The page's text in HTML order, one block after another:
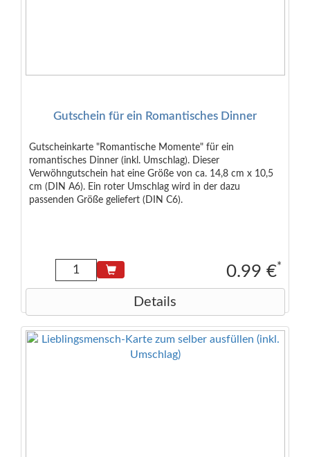
Gutschein für ein Romantisches Dinner
Gutscheinkarte "Romantische Momente" für ein
romantisches Dinner (inkl. Umschlag). Dieser
Verwöhngutschein hat eine Größe von ca. 14,8 cm x 10,5
cm (DIN A6). Ein roter Umschlag wird in der dazu
passenden Größe geliefert (DIN C6).
0.99 €*
Details